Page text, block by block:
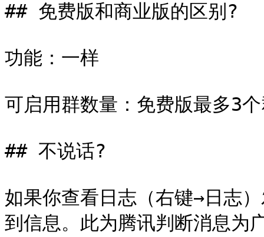
## 免费版和商业版的区别?
功能：一样
可启用群数量：免费版最多3
## 不说话?
如果你查看日志（右键→日志
到信息。此为腾讯判断消息为